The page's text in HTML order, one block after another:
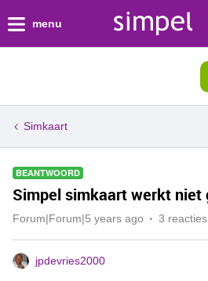
menu
Simkaart
BEANTWOORD
Simpel simkaart werkt niet
Forum|Forum|5 years ago 3 reacties
jpdevries2000